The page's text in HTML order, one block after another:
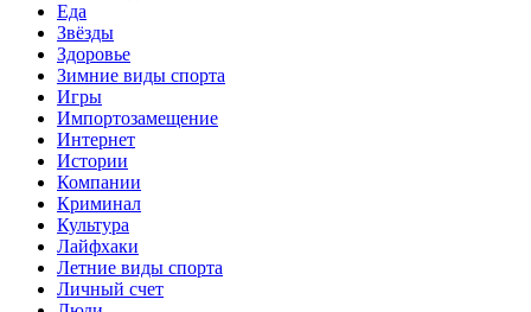
Еда
Звёзды
Здоровье
Зимние виды спорта
Игры
Импортозамещение
Интернет
Истории
Компании
Криминал
Культура
Лайфхаки
Летние виды спорта
Личный счет